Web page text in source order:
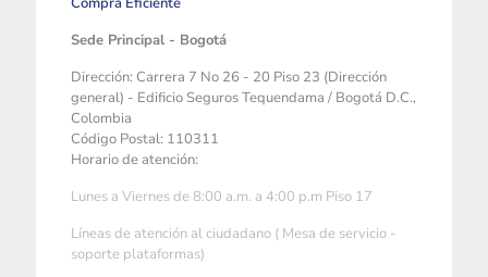
Sede Principal - Bogotá
Dirección: Carrera 7 No 26 - 20 Piso 23 (Dirección
general) - Edificio Seguros Tequendama / Bogotá D.C.,
Colombia
Código Postal: 110311
Horario de atención:
Lunes a Viernes de 8:00 a.m. a 4:00 p.m Piso 17
Líneas de atención al ciudadano ( Mesa de servicio -
soporte plataformas)